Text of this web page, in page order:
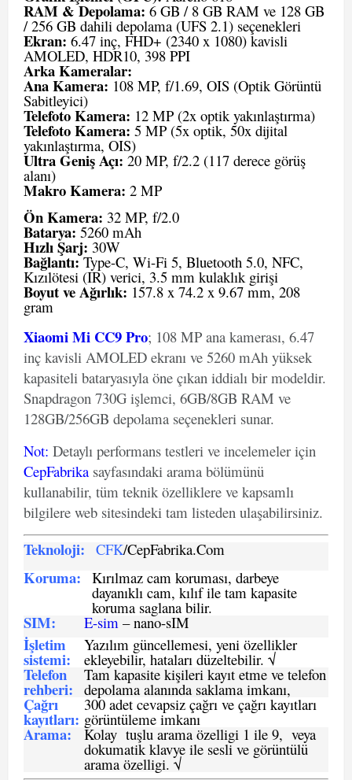
RAM & Depolama: 6 GB / 8 GB RAM ve 128 GB
/ 256 GB dahili depolama (UFS 2.1) seçenekleri
Ekran: 6.47 inç, FHD+ (2340 x 1080) kavisli
AMOLED, HDR10, 398 PPI
Arka Kameralar:
Ana Kamera: 108 MP, f/1.69, OIS (Optik Görüntü
Sabitleyici)
Telefoto Kamera: 12 MP (2x optik yakınlaştırma)
Telefoto Kamera: 5 MP (5x optik, 50x dijital
yakınlaştırma, OIS)
Ultra Geniş Açı: 20 MP, f/2.2 (117 derece görüş
alanı)
Makro Kamera: 2 MP
Ön Kamera: 32 MP, f/2.0
Batarya: 5260 mAh
Hızlı Şarj: 30W
Bağlantı:Type-C, Wi-Fi 5, Bluetooth 5.0, NFC,
Kızılötesi (IR) verici, 3.5 mm kulaklık girişi
Boyut ve Ağırlık: 157.8 x 74.2 x 9.67 mm, 208
gram
Xiaomi Mi CC9 Pro; 108 MP ana kamerası, 6.47
inç kavisli AMOLED ekranı ve 5260 mAh yüksek
kapasiteli bataryasıyla öne çıkan iddialı bir modeldir.
Snapdragon 730G işlemci, 6GB/8GB RAM ve
128GB/256GB depolama seçenekleri sunar.
Not: Detaylı performans testleri ve incelemeler için
CepFabrika sayfasındaki arama bölümünü
kullanabilir, tüm teknik özelliklere ve kapsamlı
bilgilere web sitesindeki tam listeden ulaşabilirsiniz.
Teknoloji: CFK/CepFabrika.Com
Koruma: Kırılmaz cam koruması, darbeye
dayanıklı cam, kılıf ile tam kapasite
koruma saglana bilir.
SIM: E-sim – nano-sIM
İşletim
sistemi:
Yazılım güncellemesi, yeni özellikler
ekleyebilir, hataları düzeltebilir. √
Telefon
rehberi:
Tam kapasite kişileri kayıt etme ve telefon
depolama alanında saklama imkanı,
Çağrı
kayıtları:
300 adet cevapsiz çağrı ve çağrı kayıtları
görüntüleme imkanı
Arama: Kolay tuşlu arama özelligi 1 ile 9, veya
dokumatik klavye ile sesli ve görüntülü
arama özelligi. √